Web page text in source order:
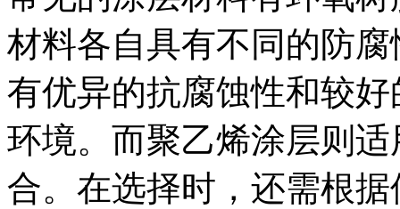
材料各自具有不同的防
有优异的抗腐蚀性和较
环境。而聚乙烯涂层则
合。在选择时，还需根